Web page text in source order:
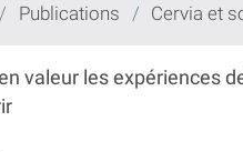
/ Publications / Cervia et
valeur les expériences